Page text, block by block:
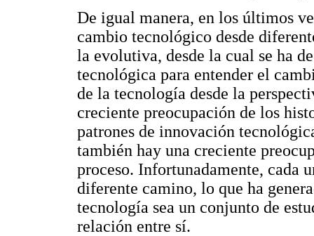
De igual manera, en los últimos
cambio tecnológico desde
la evolutiva, desde la cual se ha
tecnológica para entender el
de la tecnología desde la
creciente preocupación de los
patrones de innovación
también hay una creciente
proceso. Infortunadamente, cada
diferente camino, lo que ha
tecnología sea un conjunto de
relación entre sí.